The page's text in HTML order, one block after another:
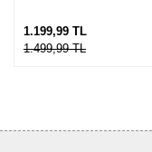
1.199,99 TL
1.499,99 TL